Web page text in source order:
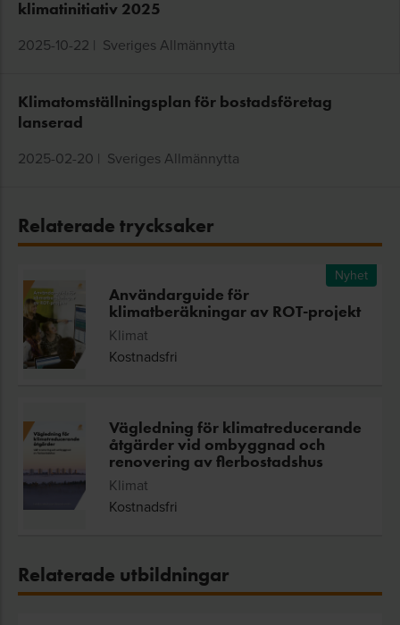
klimatinitiativ 2025
2025-10-22 | Sveriges Allmännytta
Klimatomställningsplan för bostadsföretag
lanserad
2025-02-20 | Sveriges Allmännytta
Relaterade trycksaker
Nyhet
Användarguide för
klimatberäkningar av ROT-projekt
Klimat
Kostnadsfri
Vägledning för klimatreducerande
åtgärder vid ombyggnad och
renovering av flerbostadshus
Klimat
Kostnadsfri
Relaterade utbildningar